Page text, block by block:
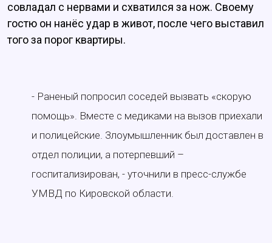
совладал с нервами и схватился за нож. Своему
гостю он нанёс удар в живот, после чего выставил
того за порог квартиры.
- Раненый попросил соседей вызвать «скорую
помощь». Вместе с медиками на вызов приехали
и полицейские. Злоумышленник был доставлен в
отдел полиции, а потерпевший –
госпитализирован, - уточнили в пресс-службе
УМВД по Кировской области.